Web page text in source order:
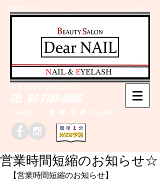
千葉県野田市のネイルサロン、まつげエクステはＤｅａｒＮAILへ
TEL 04-7197-5556
営業時間 10：00～20：00 (予約優先)
千葉県野田市野田790-1
​NAIL & EYELASH
営業時間短縮のお知らせ☆
【営業時間短縮のお知らせ】